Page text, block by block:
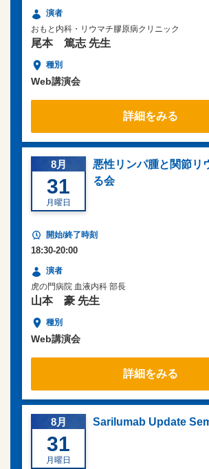
おもと内科・リウマチ膠原病クリニック
尾本 篤志 先生
Web講演会
詳細をみる
8月
31
月曜日
悪性リンパ腫と関節リ
る会
18:30-20:00
虎の門病院 血液内科 部長
山本 豪 先生
Web講演会
詳細をみる
8月
31
月曜日
Sarilumab Update